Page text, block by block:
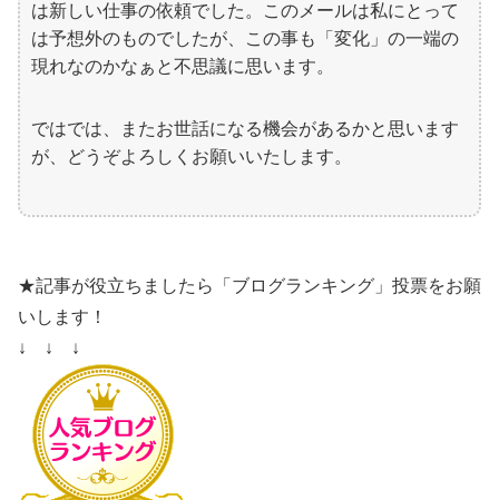
は新しい仕事の依頼でした。このメールは私にとって
は予想外のものでしたが、この事も「変化」の一端の
現れなのかなぁと不思議に思います。
ではでは、またお世話になる機会があるかと思います
が、どうぞよろしくお願いいたします。
★記事が役立ちましたら「ブログランキング」投票をお願
いします！
↓ ↓ ↓